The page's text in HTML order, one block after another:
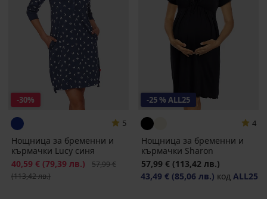
-30%
5
Нощница за бременни и
кърмачки Lucy синя
Намаление
40,59 € (79,39 лв.) Първоначална цена
57,99 €
(113,42 лв.)
-25 % ALL25
4
Нощница за бременни и
кърмачки Sharon
57,99 € (113,42 лв.)
43,49 € (85,06 лв.) код ALL25